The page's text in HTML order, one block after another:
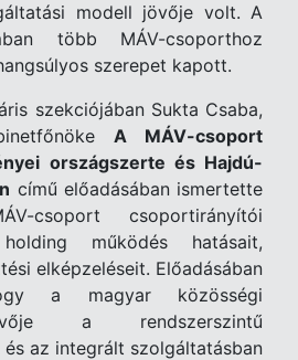
modell jövője volt. A
több MÁV-csoporthoz
szerepet kapott.
szekciójában Sukta Csaba,
A MÁV-csoport
országszerte és Hajdú-
című előadásában ismertette
csoport csoportirányítói
működés hatásait,
elképzeléseit. Előadásában
a magyar közösségi
a rendszerszintű
az integrált szolgáltatásban